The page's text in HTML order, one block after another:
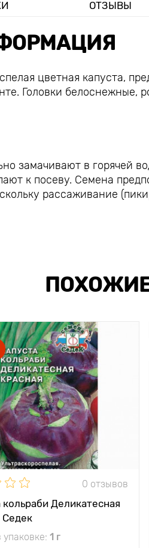
ОТЗЫВЫ
цветная капуста,
Головки белоснежные,
замачивают в горячей
к посеву. Семена
рассаживание
0 отзывов
кольраби Деликатесная
Седек
1 г